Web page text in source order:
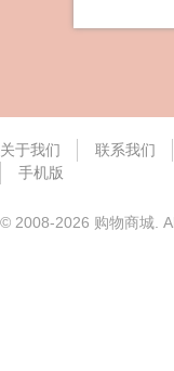
关于我们 联系我们
手机版
© 2008-2026 购物商城.